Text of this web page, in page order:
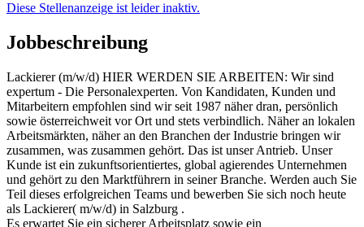
Diese Stellenanzeige ist leider inaktiv.
Jobbeschreibung
Lackierer (m/w/d) HIER WERDEN SIE ARBEITEN: Wir sind
expertum - Die Personalexperten. Von Kandidaten, Kunden und
Mitarbeitern empfohlen sind wir seit 1987 näher dran, persönlich
sowie österreichweit vor Ort und stets verbindlich. Näher an lokalen
Arbeitsmärkten, näher an den Branchen der Industrie bringen wir
zusammen, was zusammen gehört. Das ist unser Antrieb. Unser
Kunde ist ein zukunftsorientiertes, global agierendes Unternehmen
und gehört zu den Marktführern in seiner Branche. Werden auch Sie
Teil dieses erfolgreichen Teams und bewerben Sie sich noch heute
als Lackierer( m/w/d) in Salzburg .
Es erwartet Sie ein sicherer Arbeitsplatz sowie ein